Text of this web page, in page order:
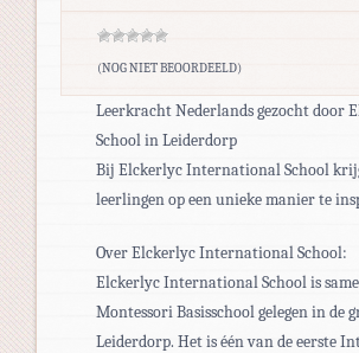
(NOG NIET BEOORDEELD)
Leerkracht Nederlands gezocht door
School in Leiderdorp
Bij Elckerlyc International School
leerlingen op een unieke manier te
Over Elckerlyc International School:
Elckerlyc International School is
Montessori Basisschool gelegen in de
Leiderdorp. Het is één van de eerste